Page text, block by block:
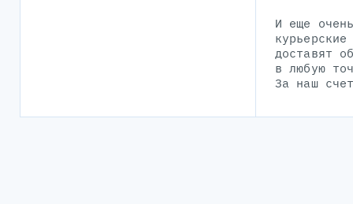
И еще
доставят
в любую
За наш